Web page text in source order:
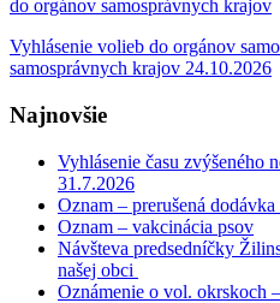
do orgánov samosprávnych krajov
Vyhlásenie volieb do orgánov
samosprávnych krajov 24.10.2026
Najnovšie
Vyhlásenie času zvýšeného
31.7.2026
Oznam – prerušená
Oznam – vakcinácia psov
Návšteva predsedníčky
našej obci
Oznámenie o vol. okrskoch